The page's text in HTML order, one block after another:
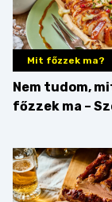
Mit főzzek ma?
Nem tudom,
főzzek ma –